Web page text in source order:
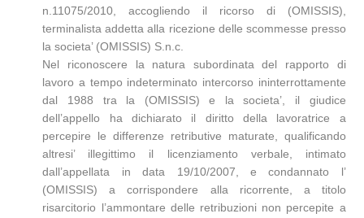
n.11075/2010, accogliendo il ricorso di (OMISSIS),
terminalista addetta alla ricezione delle scommesse presso
la societa’ (OMISSIS) S.n.c.
Nel riconoscere la natura subordinata del rapporto di
lavoro a tempo indeterminato intercorso ininterrottamente
dal 1988 tra la (OMISSIS) e la societa’, il giudice
dell’appello ha dichiarato il diritto della lavoratrice a
percepire le differenze retributive maturate, qualificando
altresi’ illegittimo il licenziamento verbale, intimato
dall’appellata in data 19/10/2007, e condannato l’
(OMISSIS) a corrispondere alla ricorrente, a titolo
risarcitorio l’ammontare delle retribuzioni non percepite a